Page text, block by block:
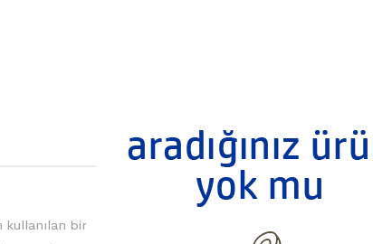
kullanılan bir